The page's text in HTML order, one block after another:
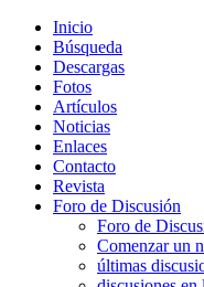
Inicio
Búsqueda
Descargas
Fotos
Artículos
Noticias
Enlaces
Contacto
Revista
Foro de Discusión
Foro de
Comenzar un
últimas